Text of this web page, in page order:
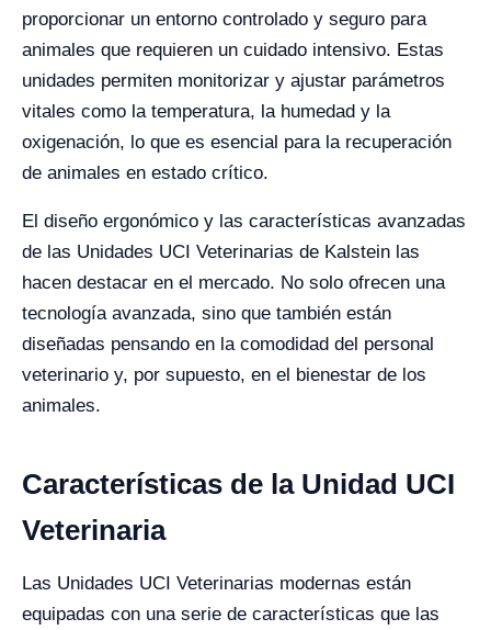
proporcionar un entorno controlado y seguro para
animales que requieren un cuidado intensivo. Estas
unidades permiten monitorizar y ajustar parámetros
vitales como la temperatura, la humedad y la
oxigenación, lo que es esencial para la recuperación
de animales en estado crítico.
El diseño ergonómico y las características avanzadas
de las Unidades UCI Veterinarias de Kalstein las
hacen destacar en el mercado. No solo ofrecen una
tecnología avanzada, sino que también están
diseñadas pensando en la comodidad del personal
veterinario y, por supuesto, en el bienestar de los
animales.
Características de la Unidad UCI
Veterinaria
Las Unidades UCI Veterinarias modernas están
equipadas con una serie de características que las